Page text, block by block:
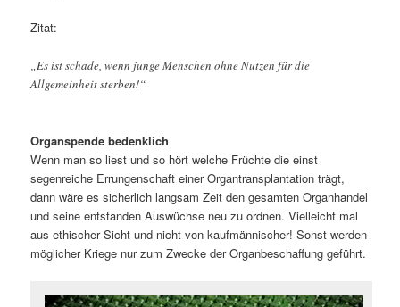
Zitat:
„Es ist schade, wenn junge Menschen ohne Nutzen für die
Allgemeinheit sterben!“
Organspende bedenklich
Wenn man so liest und so hört welche Früchte die einst
segenreiche Errungenschaft einer Organtransplantation trägt,
dann wäre es sicherlich langsam Zeit den gesamten Organhandel
und seine entstanden Auswüchse neu zu ordnen. Vielleicht mal
aus ethischer Sicht und nicht von kaufmännischer! Sonst werden
möglicher Kriege nur zum Zwecke der Organbeschaffung geführt.